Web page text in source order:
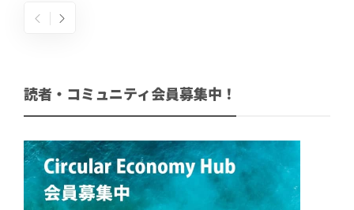
読者・コミュニティ会員募集中！